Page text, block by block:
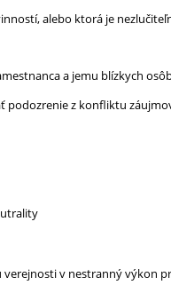
alebo ktorá je
a jemu blízkych
podozrenie z konfliktu
v nestranný výkon